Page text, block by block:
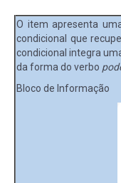
O item apresenta
condicional que
condicional integra
da forma do verbo
Bloco de Informação